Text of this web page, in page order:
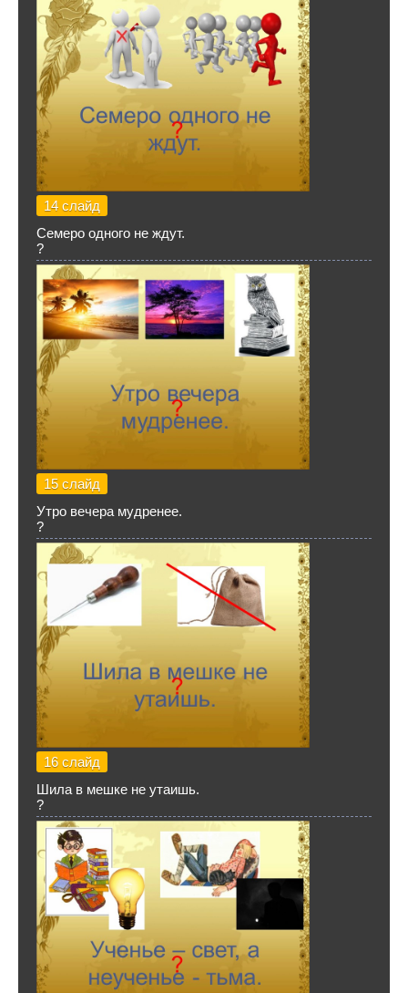
14 слайд
Семеро одного не ждут.
?
15 слайд
Утро вечера мудренее.
?
16 слайд
Шила в мешке не утаишь.
?